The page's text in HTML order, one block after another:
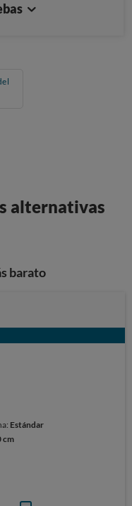
alternativas
barato
Estándar
cm